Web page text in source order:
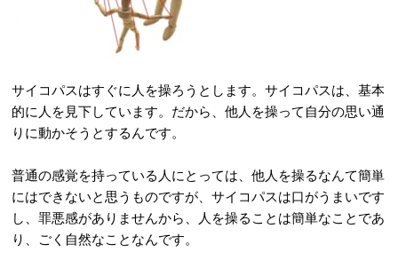
サイコパスはすぐに人を操ろうとします。サイコパスは、基本
的に人を見下しています。だから、他人を操って自分の思い通
りに動かそうとするんです。
普通の感覚を持っている人にとっては、他人を操るなんて簡単
にはできないと思うものですが、サイコパスは口がうまいです
し、罪悪感がありませんから、人を操ることは簡単なことであ
り、ごく自然なことなんです。